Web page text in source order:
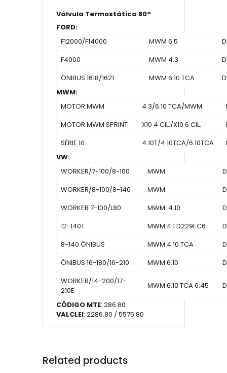
Válvula Termostática 80°
FORD:
F12000/F14000
MWM 6.5
F4000
MWM 4.3
ÔNIBUS 1618/1621
MWM 6.10 TCA
MWM:
MOTOR MWM
4.3/6.10 TCA/MWM
MOTOR MWM SPRINT
X10 4 CIL./X10 6 CIL.
SÉRIE 10
4.10T/4.10TCA/6.10TCA
VW:
WORKER/7-100/8-100
MWM
WORKER/8-100/8-140
MWM
WORKER 7-100/L80
MWM 4.10
12-140T
MWM 4.1 D229EC6
8-140 ÔNIBUS
MWM 4.10 TCA
ÔNIBUS 16-180/16-210
MWM 6.10
WORKER/14-200/17-
210E
MWM 6.10 TCA 6.45
CÓDIGO MTE: 286.80
VALCLEI: 2286.80 / 5575.80
Related products